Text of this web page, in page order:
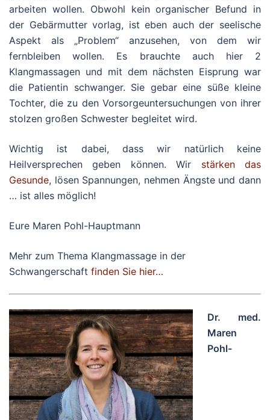
arbeiten wollen. Obwohl kein organischer Befund in
der Gebärmutter vorlag, ist eben auch der seelische
Aspekt als „Problem“ anzusehen, von dem wir
fernbleiben wollen. Es brauchte auch hier 2
Klangmassagen und mit dem nächsten Eisprung war
die Patientin schwanger. Sie gebar eine süße kleine
Tochter, die zu den Vorsorgeuntersuchungen von ihrer
stolzen großen Schwester begleitet wird.
Wichtig ist dabei, dass wir natürlich keine
Heilversprechen geben können. Wir stärken das
Gesunde, lösen Spannungen, nehmen Ängste und dann
… ist alles möglich!
Eure Maren Pohl-Hauptmann
Mehr zum Thema Klangmassage in der
Schwangerschaft finden Sie hier…
Dr. med.
Maren
Pohl-